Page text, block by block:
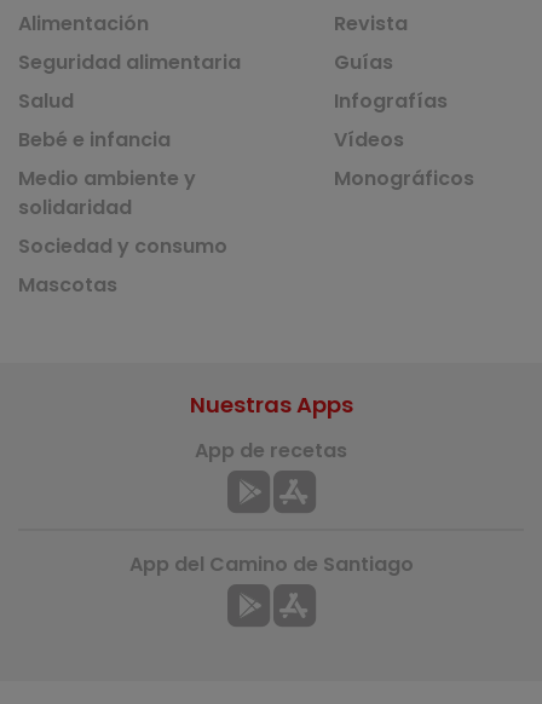
Alimentación
Seguridad alimentaria
Salud
Bebé e infancia
Medio ambiente y
solidaridad
Sociedad y consumo
Mascotas
Revista
Guías
Infografías
Vídeos
Monográficos
Nuestras Apps
App de recetas
App del Camino de Santiago